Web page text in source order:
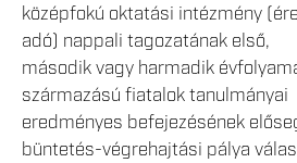
középfokú oktatási intézmény
adó) nappali tagozatának első,
második vagy harmadik
származású fiatalok tanulmányai
eredményes befejezésének
büntetés-végrehajtási pálya